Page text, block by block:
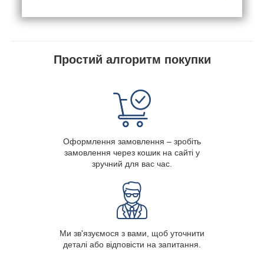
Простий алгоритм покупки
Оформлення замовлення – зробіть
замовлення через кошик на сайті у
зручний для вас час.
Ми зв'язуємося з вами, щоб уточнити
деталі або відповісти на запитання.